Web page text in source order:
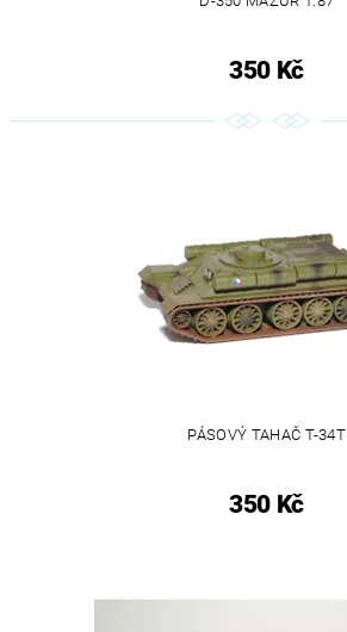
350 Kč
PÁSOVÝ TAHAČ T-34T
350 Kč